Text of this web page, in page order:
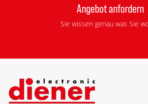
Angebot anfordern
Sie wissen genau was Sie